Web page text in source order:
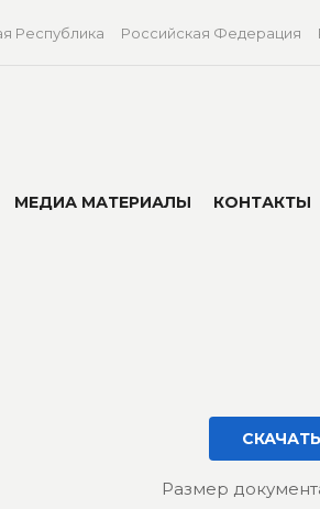
Республика Российская Федерация
МЕДИА МАТЕРИАЛЫ КОНТАКТЫ
Размер